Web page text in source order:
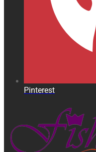
Pinterest